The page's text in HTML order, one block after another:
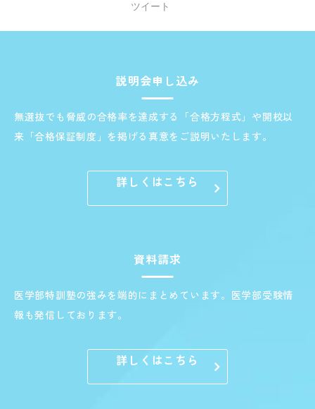
ツイート
説明会申し込み
無選抜でも脅威の合格率を達成する「合格方程式」や開校以
来「合格保証制度」を掲げる真意をご説明いたします。
詳しくはこちら
資料請求
医学部特訓塾の強みを端的にまとめています。医学部受験情
報も発信しております。
詳しくはこちら